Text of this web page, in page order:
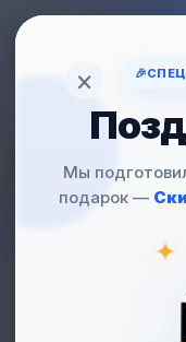
VPS-
ДЛЯ
× 🎉
Мы
подарок —
✦